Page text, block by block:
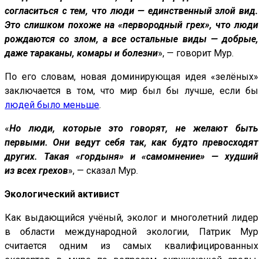
согласиться с тем, что люди — единственный злой вид.
Это слишком похоже на «первородный грех», что люди
рождаются со злом, а все остальные виды — добрые,
даже тараканы, комары и болезни», — говорит Мур.
По его словам, новая доминирующая идея «зелёных»
заключается в том, что мир был бы лучше, если бы
людей было меньше.
«Но люди, которые это говорят, не желают быть
первыми. Они ведут себя так, как будто превосходят
других. Такая «гордыня» и «самомнение» — худший
из всех грехов», — сказал Мур.
Экологический активист
Как выдающийся учёный, эколог и многолетний лидер
в области международной экологии, Патрик Мур
считается одним из самых квалифицированных